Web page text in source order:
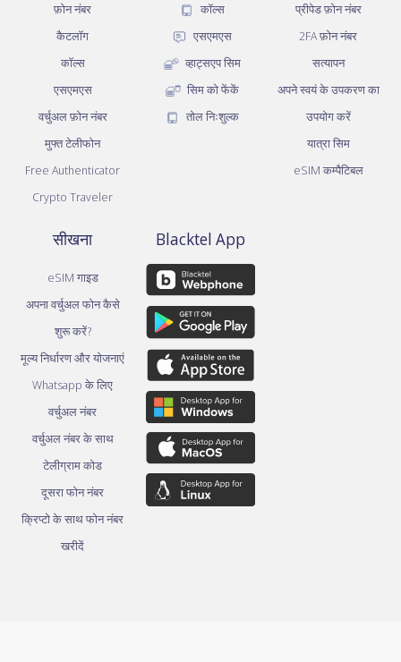
फ़ोन नंबर
कैटलॉग
कॉल्स
एसएमएस
वर्चुअल फ़ोन नंबर
मुफ्त टेलीफोन
Free Authenticator
Crypto Traveler
कॉल्स
एसएमएस
व्हाट्सएप सिम
सिम को फेंकें
तोल निःशुल्क
प्रीपेड फ़ोन नंबर
2FA फ़ोन नंबर
सत्यापन
अपने स्वयं के उपकरण का
उपयोग करें
यात्रा सिम
eSIM कम्पैटिबल
सीखना
eSIM गाइड
अपना वर्चुअल फोन कैसे
शुरू करें?
मूल्य निर्धारण और योजनाएं
Whatsapp के लिए
वर्चुअल नंबर
वर्चुअल नंबर के साथ
टेलीग्राम कोड
दूसरा फोन नंबर
क्रिप्टो के साथ फोन नंबर
खरीदें
Blacktel App